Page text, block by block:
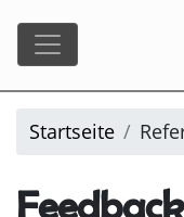
Startseite